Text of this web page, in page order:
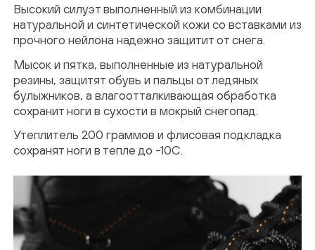
Высокий силуэт выполненный из комбинации
натуральной и синтетической кожи со вставками из
прочного нейлона надежно защитит от снега.
Мысок и пятка, выполненные из натуральной
резины, защитят обувь и пальцы от ледяных
булыжников, а влагоотталкивающая обработка
сохранит ноги в сухости в мокрый снегопад.
Утеплитель 200 граммов и флисовая подкладка
сохранят ноги в тепле до -10C.
ОТПРАВИТЬ
Нажимая кнопку “Подписаться”, вы
соглашаетесь на обработку персональных
конфиденциальности